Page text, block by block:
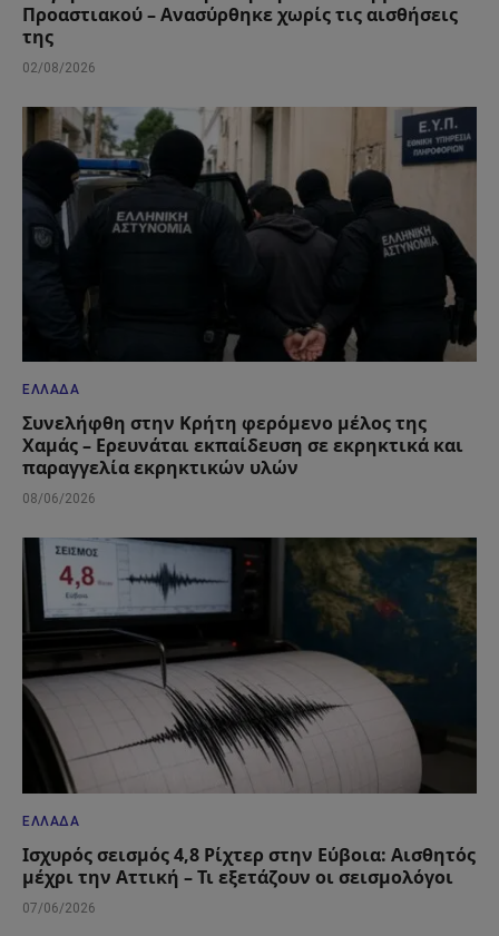
Προαστιακού – Ανασύρθηκε χωρίς τις αισθήσεις
της
02/08/2026
ΕΛΛΆΔΑ
Συνελήφθη στην Κρήτη φερόμενο μέλος της
Χαμάς – Ερευνάται εκπαίδευση σε εκρηκτικά και
παραγγελία εκρηκτικών υλών
08/06/2026
ΕΛΛΆΔΑ
Ισχυρός σεισμός 4,8 Ρίχτερ στην Εύβοια: Αισθητός
μέχρι την Αττική – Τι εξετάζουν οι σεισμολόγοι
07/06/2026